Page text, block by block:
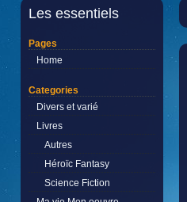
Les essentiels
Pages
Home
Categories
Divers et varié
Livres
Autres
Héroïc Fantasy
Science Fiction